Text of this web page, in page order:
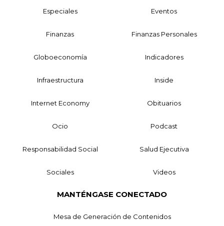
Especiales Eventos
Finanzas Finanzas Personales
Globoeconomía Indicadores
Infraestructura Inside
Internet Economy Obituarios
Ocio Podcast
Responsabilidad Social Salud Ejecutiva
Sociales Videos
MANTÉNGASE CONECTADO
Mesa de Generación de Contenidos